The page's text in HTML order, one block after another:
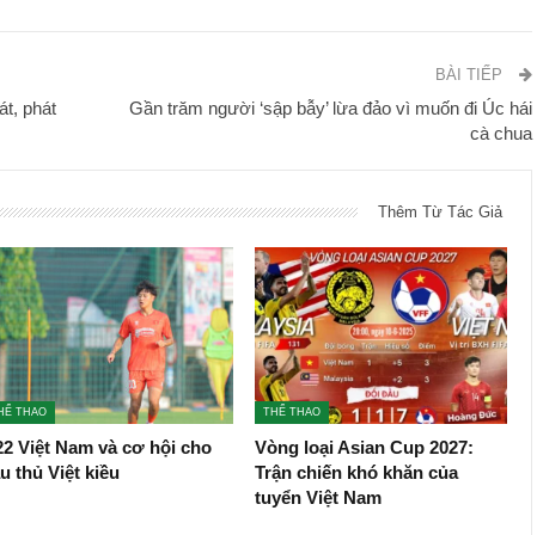
phát
BÀI TIẾP
Gần trăm người ‘sập bẫy’ lừa đảo vì muốn đi Úc hái
cà chua
Thêm Từ Tác Giả
THAO
Việt Nam và cơ hội cho
thủ Việt kiều
THỂ THAO
Vòng loại Asian Cup 2027:
Trận chiến khó khăn của
tuyển Việt Nam